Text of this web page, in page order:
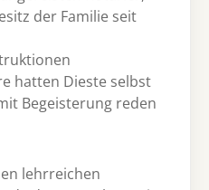
der Familie seit
hatten Dieste selbst
Begeisterung reden
lehrreichen